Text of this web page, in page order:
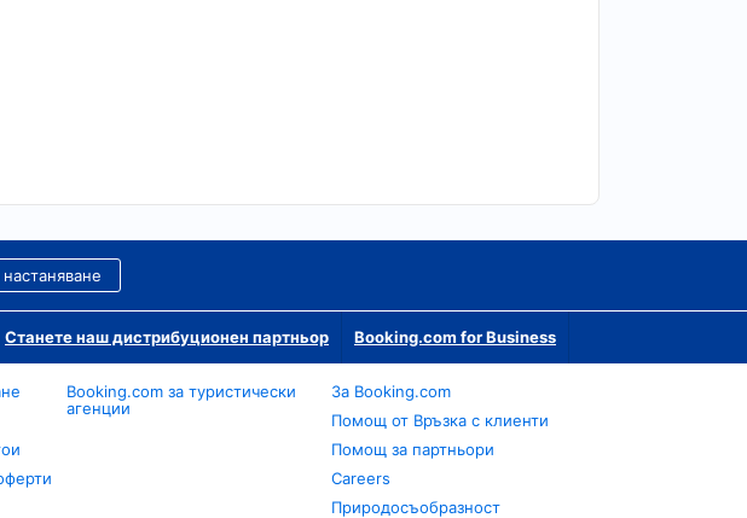
Станете наш дистрибуционен партньор Booking.com for Business
Booking.com за туристически
агенции
За Booking.com
Помощ от Връзка с клиенти
Помощ за партньори
Careers
Природосъобразност